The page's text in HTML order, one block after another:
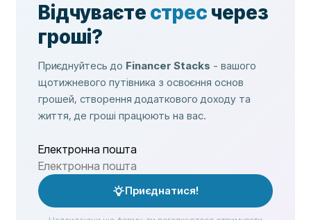
Відчуваєте стрес через
гроші?
Приєднуйтесь до Financer Stacks - вашого
щотижневого путівника з освоєння основ
грошей, створення додаткового доходу та
життя, де гроші працюють на вас.
Електронна пошта
Приєднатися!